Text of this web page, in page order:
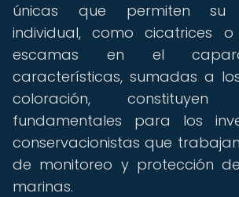
únicas que permiten su
individual, como cicatrices
escamas en el
características, sumadas a
coloración, constituyen
fundamentales para los
conservacionistas que
de monitoreo y protección
marinas.